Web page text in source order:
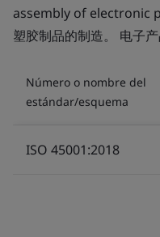
assembly of electronic
塑胶制品的制造。 电子产
Número o nombre del
estándar/esquema
ISO 45001:2018